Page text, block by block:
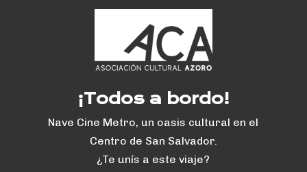
¡Todos a bordo!
Nave Cine Metro, un oasis cultural en el
Centro de San Salvador.
¿Te unís a este viaje?